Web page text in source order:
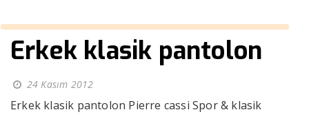
Erkek klasik pantolon
24 Kasım 2012
Erkek klasik pantolon Pierre cassi Spor & klasik